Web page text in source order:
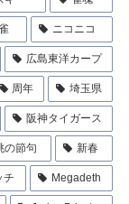
ニコニコ
広島東洋カープ
周年 埼玉県
阪神タイガース
の節句 新春
チ Megadeth